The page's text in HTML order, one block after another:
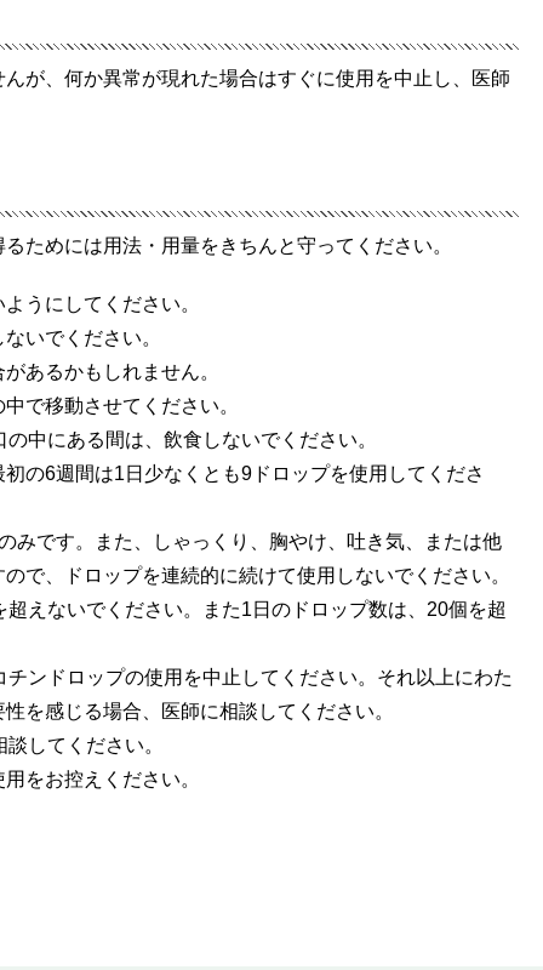
が、何か異常が現れた場合はすぐに使用を中止し、医師
ためには用法・用量をきちんと守ってください。
うにしてください。
いでください。
あるかもしれません。
で移動させてください。
中にある間は、飲食しないでください。
の6週間は1日少なくとも9ドロップを使用してくださ
みです。また、しゃっくり、胸やけ、吐き気、または他
で、ドロップを連続的に続けて使用しないでください。
えないでください。また1日のドロップ数は、20個を超
ンドロップの使用を中止してください。それ以上にわた
を感じる場合、医師に相談してください。
してください。
をお控えください。